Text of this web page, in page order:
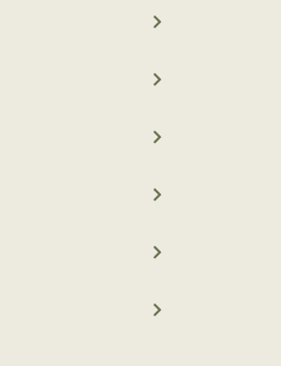
navigate_next
navigate_next
navigate_next
navigate_next
navigate_next
navigate_next